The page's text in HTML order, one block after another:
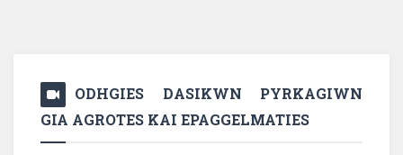
ODHGIES DASIKWN PYRKAGIWN
GIA AGROTES KAI EPAGGELMATIES